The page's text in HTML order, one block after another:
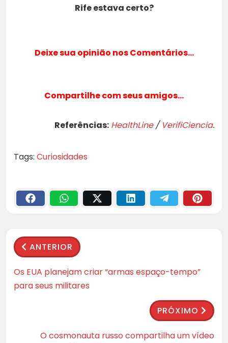
Rife estava certo?
Deixe sua opinião nos Comentários…
Compartilhe com seus amigos…
Referências: HealthLine/ VerifiCiencia.
Tags: Curiosidades
ANTERIOR
Os EUA planejam criar “armas espaço-tempo”
para seus militares
PRÓXIMO
O cosmonauta russo compartilha um vídeo